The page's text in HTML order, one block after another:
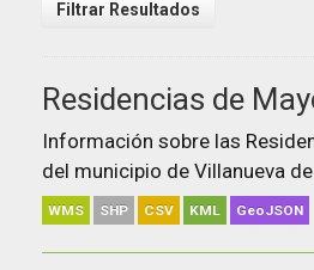
Filtrar Resultados
Residencias de
Información sobre las
del municipio de Villanueva
WMS SHP CSV KML GeoJSON